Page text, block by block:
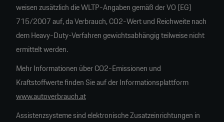
weisen zusätzlich die WLTP-Angaben gemäß der VO (EG)
715/2007 auf, da Verbrauch, CO2-Wert und Reichweite nach
dem Heavy-Duty-Verfahren gewichtsabhängig teilweise nicht
ermittelt werden.
Mehr Informationen über CO2-Emissionen und
Kraftstoffwerte finden Sie auf der Informationsplattform
www.autoverbrauch.at
Assistenzsysteme sind elektronische Zusatzeinrichtungen in